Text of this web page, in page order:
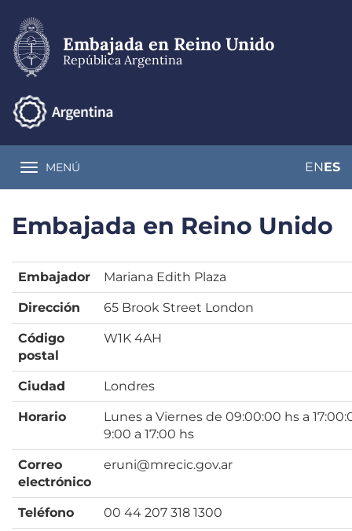
contenido
principal
Embajada en Reino Unido
República Argentina
Toggle navigation
MENÚ ENES
Embajada en Reino Unido
Embajador Mariana Edith Plaza
Dirección 65 Brook Street London
Código
postal
W1K 4AH
Ciudad Londres
Horario
Lunes a Viernes de 09:00:00 hs a
9:00 a 17:00 hs
Correo
electrónico
eruni@mrecic.gov.ar
Teléfono 00 44 207 318 1300